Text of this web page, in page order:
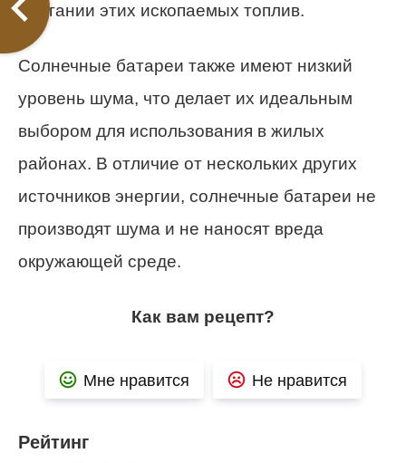
сжигании этих ископаемых топлив.
Солнечные батареи также имеют низкий
уровень шума, что делает их идеальным
выбором для использования в жилых
районах. В отличие от нескольких других
источников энергии, солнечные батареи не
производят шума и не наносят вреда
окружающей среде.
Как вам рецепт?
Мне нравится Не нравится
Рейтинг